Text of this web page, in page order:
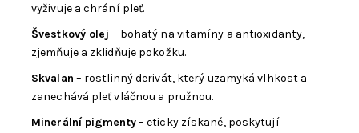
vyživuje a chrání pleť.
Švestkový olej – bohatý na vitamíny a antioxidanty,
zjemňuje a zklidňuje pokožku.
Skvalan – rostlinný derivát, který uzamyká vlhkost a
zanechává pleť vláčnou a pružnou.
Minerální pigmenty– eticky získané, poskytují